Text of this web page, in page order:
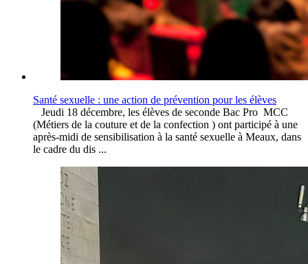
Santé sexuelle : une action de prévention pour les élèves
Jeudi 18 décembre, les élèves de seconde Bac Pro MCC
(Métiers de la couture et de la confection ) ont participé à une
après-midi de sensibilisation à la santé sexuelle à Meaux, dans
le cadre du dis ...